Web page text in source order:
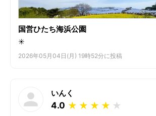
国営ひたち海浜公園
☀️
2026年05月04日(月) 19時52分に投稿
いんく
4.0 ★
★
★
★
★